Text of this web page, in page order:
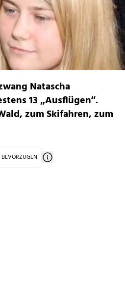
Natascha
13 „Ausflügen“.
zum Skifahren, zum